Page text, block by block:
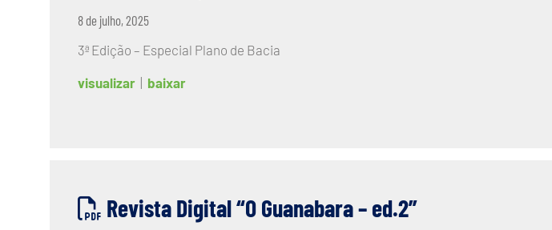
8 de julho, 2025
3ª Edição – Especial Plano de Bacia
visualizar baixar
Revista Digital “O Guanabara – ed.2”